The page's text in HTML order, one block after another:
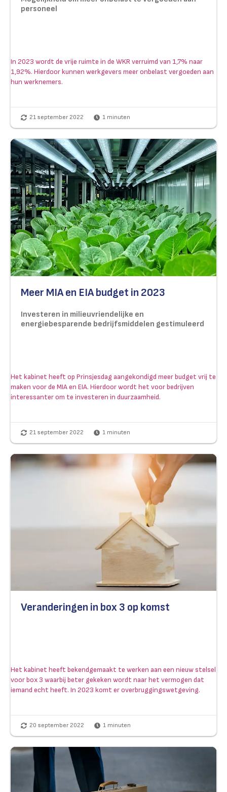
personeel
In 2023 wordt de vrije ruimte in de WKR verruimd van 1,7% naar
1,92%. Hierdoor kunnen werkgevers meer onbelast vergoeden aan
hun werknemers.
21 september 2022 1 minuten
Meer MIA en EIA budget in 2023
Investeren in milieuvriendelijke en
energiebesparende bedrijfsmiddelen gestimuleerd
Het kabinet heeft op Prinsjesdag aangekondigd meer budget vrij te
maken voor de MIA en EIA. Hierdoor wordt het voor bedrijven
interessanter om te investeren in duurzaamheid.
21 september 2022 1 minuten
Veranderingen in box 3 op komst
Het kabinet heeft bekendgemaakt te werken aan een nieuw stelsel
voor box 3 waarbij beter gekeken wordt naar het vermogen dat
iemand echt heeft. In 2023 komt er overbruggingswetgeving.
20 september 2022 1 minuten